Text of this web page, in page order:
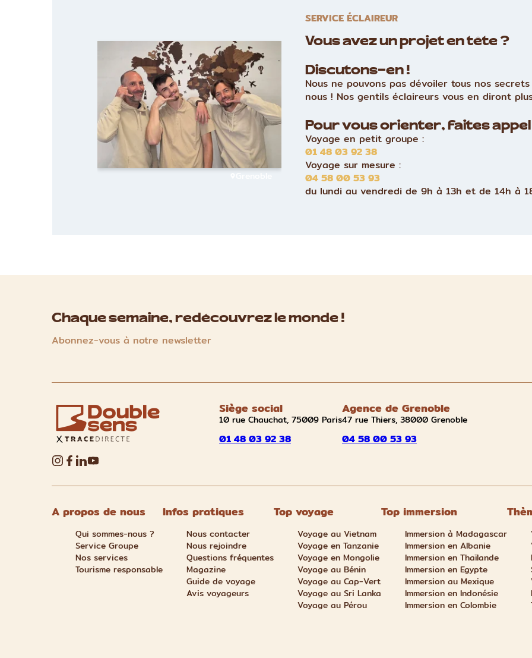
Grenoble
SERVICE ÉCLAIREUR
Vous avez un projet en tête ?
Discutons-en !
Nous ne pouvons pas dévoiler tous nos
nous ! Nos gentils éclaireurs vous en diront
Pour vous orienter, faites appel
Voyage en petit groupe :
01 48 03 92 38
Voyage sur mesure :
04 58 00 53 93
du lundi au vendredi de 9h à 13h et de 14h à
Chaque semaine, redécouvrez le monde !
Abonnez-vous à notre newsletter
Siège social
10 rue Chauchat, 75009 Paris
01 48 03 92 38
Agence de Grenoble
47 rue Thiers, 38000 Grenoble
04 58 00 53 93
A propos de nous
Qui sommes-nous ?
Service Groupe
Nos services
Tourisme responsable
Infos pratiques
Nous contacter
Nous rejoindre
Questions fréquentes
Magazine
Guide de voyage
Avis voyageurs
Top voyage
Voyage au Vietnam
Voyage en Tanzanie
Voyage en Mongolie
Voyage au Bénin
Voyage au Cap-Vert
Voyage au Sri Lanka
Voyage au Pérou
Top immersion
Immersion à Madagascar
Immersion en Albanie
Immersion en Thaïlande
Immersion en Egypte
Immersion au Mexique
Immersion en Indonésie
Immersion en Colombie